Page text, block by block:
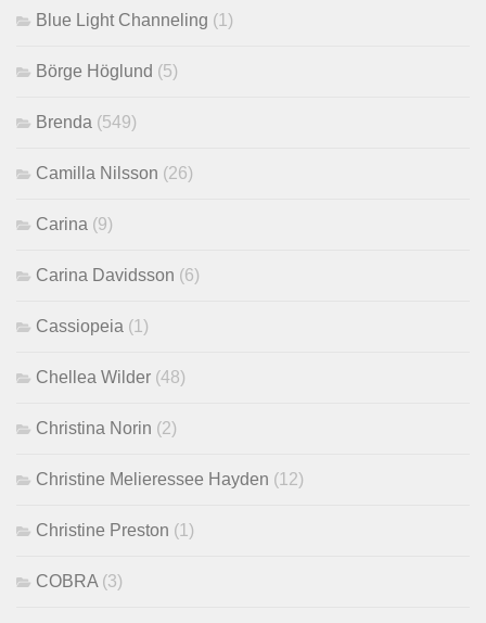
Blue Light Channeling (1)
Börge Höglund (5)
Brenda (549)
Camilla Nilsson (26)
Carina (9)
Carina Davidsson (6)
Cassiopeia (1)
Chellea Wilder (48)
Christina Norin (2)
Christine Melieressee Hayden (12)
Christine Preston (1)
COBRA (3)